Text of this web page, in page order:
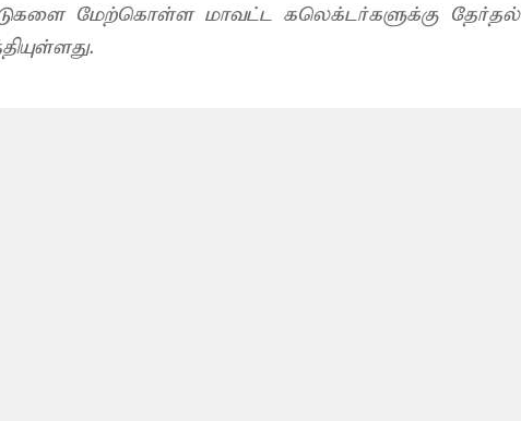
மேற்கொள்ள மாவட்ட கலெக்டர்களுக்கு தேர்தல்